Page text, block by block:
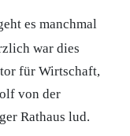
es manchmal
war dies
für Wirtschaft,
von der
Rathaus lud.